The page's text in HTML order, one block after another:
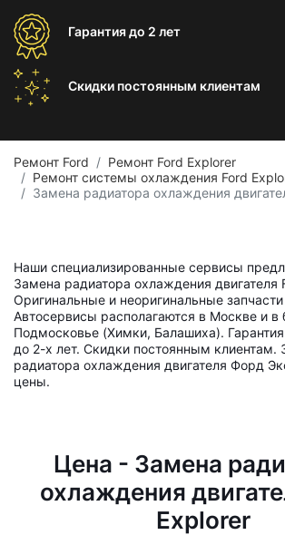
Гарантиядо 2 лет
Скидки постоянным клиентам
Ремонт Ford
Ремонт Ford Explorer
Ремонт системы охлаждения Ford
Замена радиатора охлаждения
Наши специализированные сервисы
Замена радиатора охлаждения двигателя
Оригинальные и неоригинальные
Автосервисы располагаются в Москве и
Подмосковье (Химки, Балашиха).
до 2-х лет. Скидки постоянным клиентам.
радиатора охлаждения двигателя Форд
цены.
Цена - Замена
охлаждения
Explorer